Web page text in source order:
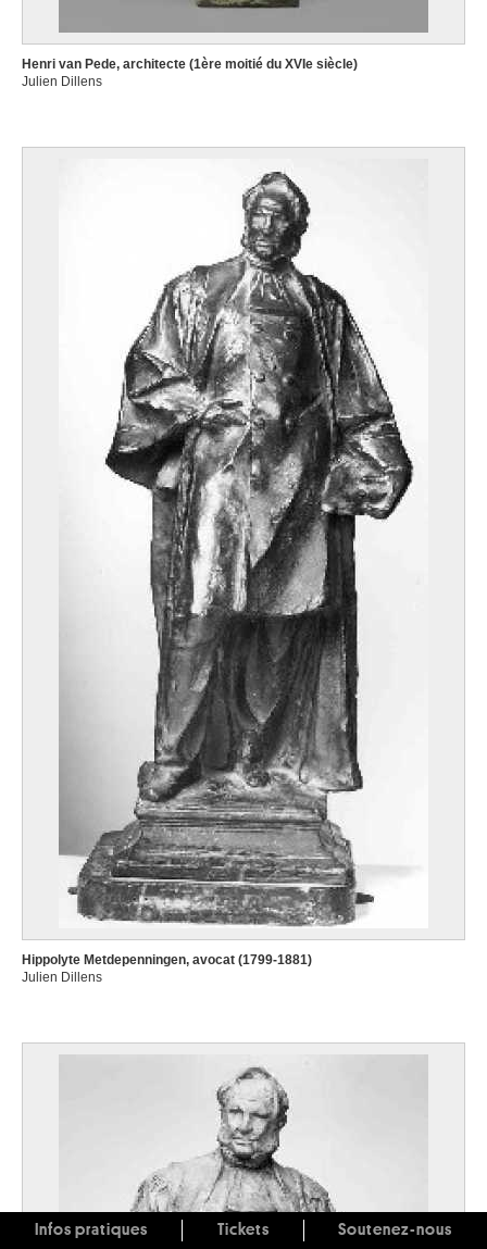
Henri van Pede, architecte (1ère moitié du XVIe siècle)
Julien Dillens
Hippolyte Metdepenningen, avocat (1799-1881)
Julien Dillens
Infos pratiques Tickets Soutenez-nous